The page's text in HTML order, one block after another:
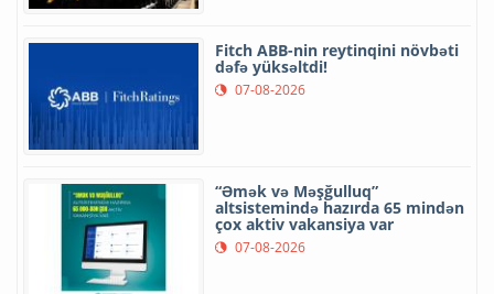
Fitch ABB-nin reytinqini növbəti
dəfə yüksəltdi!
07-08-2026
“Əmək və Məşğulluq”
altsistemində hazırda 65 mindən
çox aktiv vakansiya var
07-08-2026